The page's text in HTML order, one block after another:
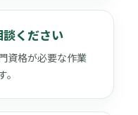
ください
資格が必要な作業